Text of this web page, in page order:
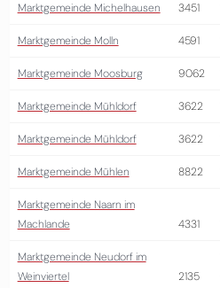
Marktgemeinde Michelhausen 3451
Marktgemeinde Molln 4591
Marktgemeinde Moosburg 9062
Marktgemeinde Mühldorf 3622
Marktgemeinde Mühldorf 3622
Marktgemeinde Mühlen 8822
Marktgemeinde Naarn im
Machlande
4331
Marktgemeinde Neudorf im
Weinviertel
2135